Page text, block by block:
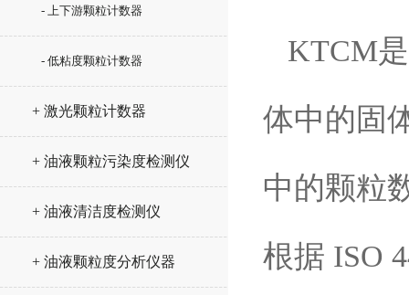
- 上下游颗粒计数器
- 低粘度颗粒计数器
+ 激光颗粒计数器
+ 油液颗粒污染度检测仪
+ 油液清洁度检测仪
+ 油液颗粒度分析仪器
KTCM
体中的固
中的颗粒
根据 ISO